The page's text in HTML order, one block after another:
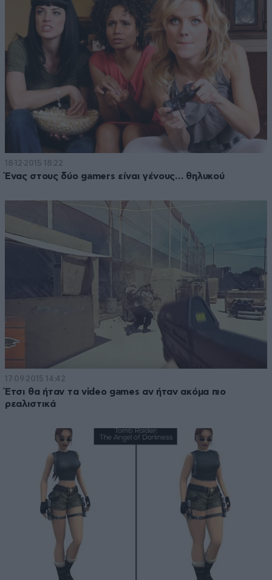
18·12·2015 18:22
Ένας στους δύο gamers είναι γένους… θηλυκού
17·09·2015 14:42
Έτσι θα ήταν τα video games αν ήταν ακόμα πιο
ρεαλιστικά